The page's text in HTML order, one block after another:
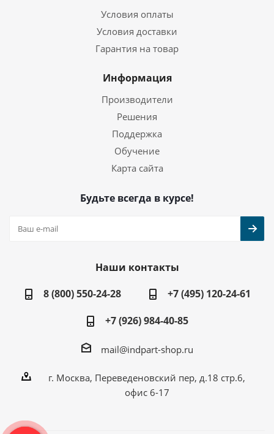
Условия оплаты
Условия доставки
Гарантия на товар
Информация
Производители
Решения
Поддержка
Обучение
Карта сайта
Будьте всегда в курсе!
Наши контакты
8 (800) 550-24-28
+7 (495) 120-24-61
+7 (926) 984-40-85
mail@indpart-shop.ru
г. Москва, Переведеновский пер, д.18 стр.6,
офис 6-17